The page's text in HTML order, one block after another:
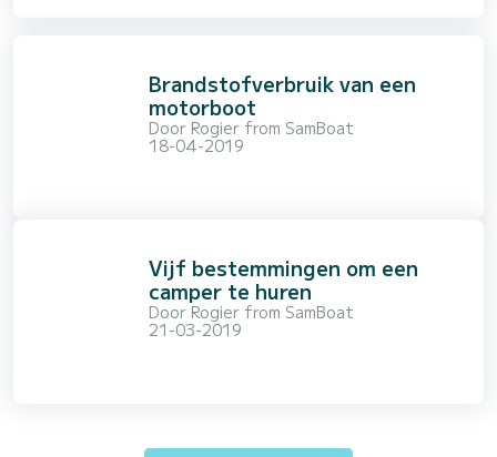
Brandstofverbruik van een
motorboot
Door Rogier from SamBoat
18-04-2019
Vijf bestemmingen om een
camper te huren
Door Rogier from SamBoat
21-03-2019